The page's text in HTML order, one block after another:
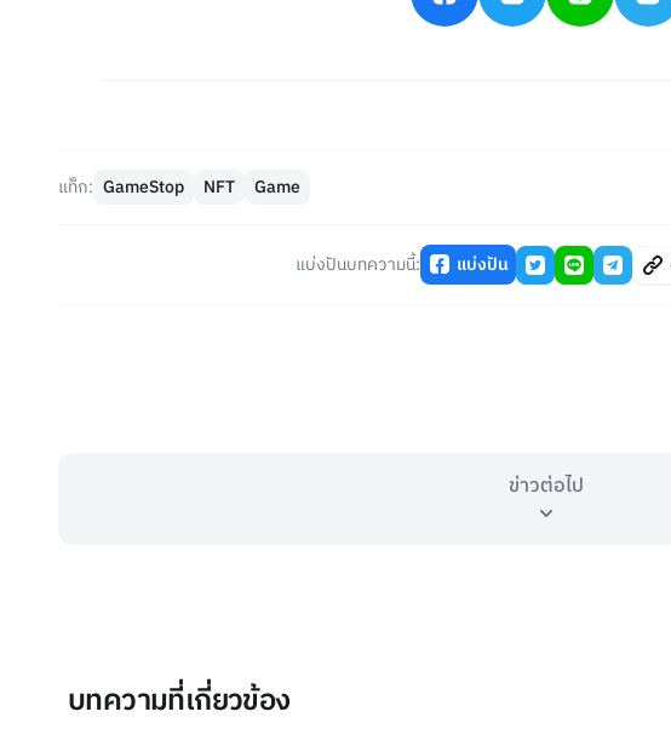
แท็ก: GameStop NFT Game
แบ่งปันบทความนี้: แบ่งปัน
ข่าวต่อไป
บทความที่เกี่ยวข้อง